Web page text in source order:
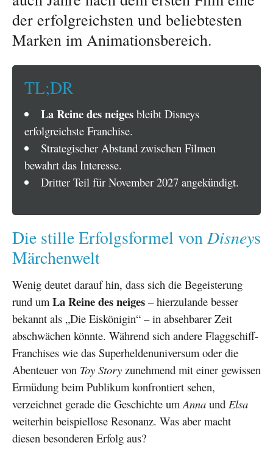
der erfolgreichsten und beliebtesten
Marken im Animationsbereich.
TL;DR
La Reine des neigesbleibt Disneys
erfolgreichste Franchise.
Strategischer Abstand zwischen Filmen
bewahrt das Interesse.
Dritter Teil für November 2027 angekündigt.
Die stille Erfolgsformel vonDisneys
Märchenwelt
Wenig deutet darauf hin, dass sich die Begeisterung
rund um La Reine des neiges – hierzulande besser
bekannt als „Die Eiskönigin“ – in absehbarer Zeit
abschwächen könnte. Während sich andere Flaggschiff-
Franchises wie das Superheldenuniversum oder die
Abenteuer von Toy Story zunehmend mit einer gewissen
Ermüdung beim Publikum konfrontiert sehen,
verzeichnet gerade die Geschichte umAnna und Elsa
weiterhin beispiellose Resonanz. Was aber macht
diesen besonderen Erfolg aus?